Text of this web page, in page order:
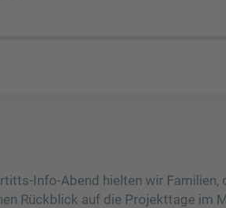
Info-Abend hielten wir Familien,
Rückblick auf die Projekttage im